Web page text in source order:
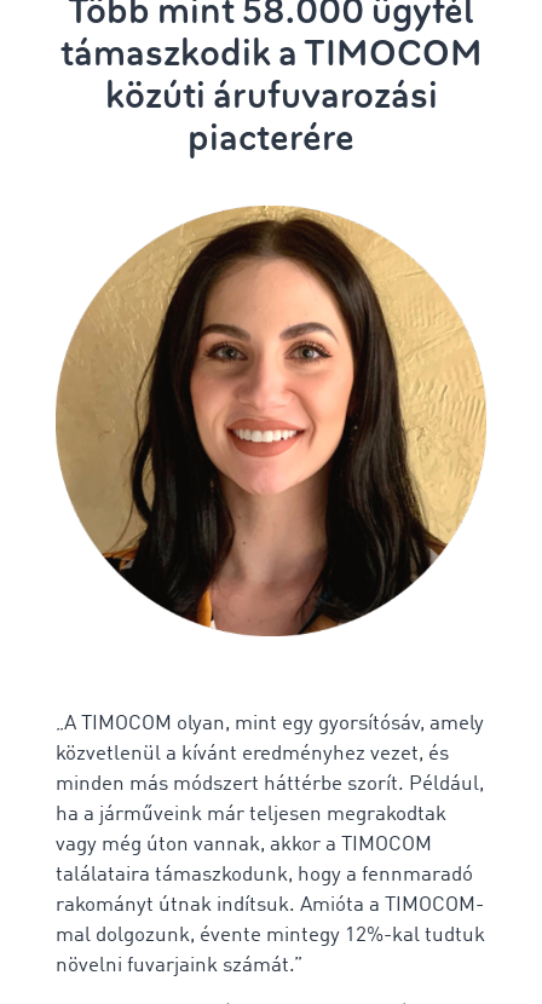
Több mint 58.000 ügyfél
támaszkodik a TIMOCOM
közúti árufuvarozási
piacterére
„A TIMOCOM olyan, mint egy gyorsítósáv, amely
közvetlenül a kívánt eredményhez vezet, és
minden más módszert háttérbe szorít. Például,
ha a járműveink már teljesen megrakodtak
vagy még úton vannak, akkor a TIMOCOM
találataira támaszkodunk, hogy a fennmaradó
rakományt útnak indítsuk. Amióta a TIMOCOM-
mal dolgozunk, évente mintegy 12%-kal tudtuk
növelni fuvarjaink számát.”